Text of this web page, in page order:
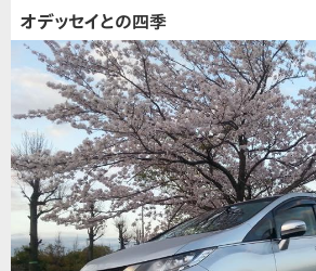
オデッセイとの四季